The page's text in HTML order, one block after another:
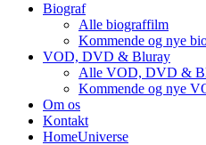
Biograf
Alle biograffilm
Kommende og nye
VOD, DVD & Bluray
Alle VOD, DVD &
Kommende og nye
Om os
Kontakt
HomeUniverse